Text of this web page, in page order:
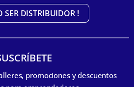
SER DISTRIBUIDOR !
promociones y descuentos